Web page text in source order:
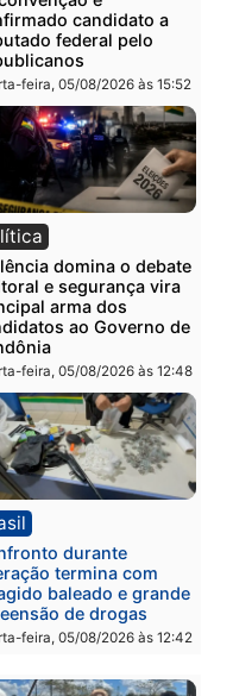
Polícia Civil prende dois
homens por tortura,
tráfico e posse de arma
Itapuã
quinta-feira, 06/08/2026 às
Política
Jônatas França é
na convenção e
confirmado candidato a
deputado federal pelo
Republicanos
quarta-feira, 05/08/2026 às
Política
Violência domina o
principal arma dos